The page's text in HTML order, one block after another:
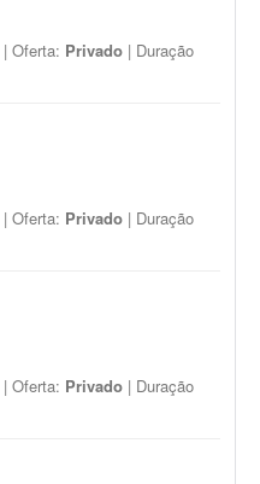
| Oferta: Privado | Duração
| Oferta: Privado | Duração
| Oferta: Privado | Duração